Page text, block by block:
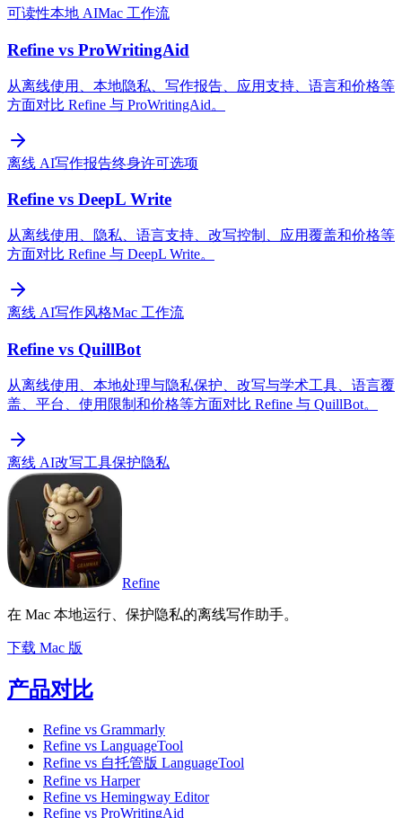
可读性本地 AIMac 工作流
Refine vs ProWritingAid
从离线使用、本地隐私、写作报告、应用支持、语言和价格等
方面对比 Refine 与 ProWritingAid。
离线 AI写作报告终身许可选项
Refine vs DeepL Write
从离线使用、隐私、语言支持、改写控制、应用覆盖和价格等
方面对比 Refine 与 DeepL Write。
离线 AI写作风格Mac 工作流
Refine vs QuillBot
从离线使用、本地处理与隐私保护、改写与学术工具、语言覆
盖、平台、使用限制和价格等方面对比 Refine 与 QuillBot。
离线 AI改写工具保护隐私
Refine
在 Mac 本地运行、保护隐私的离线写作助手。
下载 Mac 版
产品对比
Refine vs Grammarly
Refine vs LanguageTool
Refine vs 自托管版 LanguageTool
Refine vs Harper
Refine vs Hemingway Editor
Refine vs ProWritingAid